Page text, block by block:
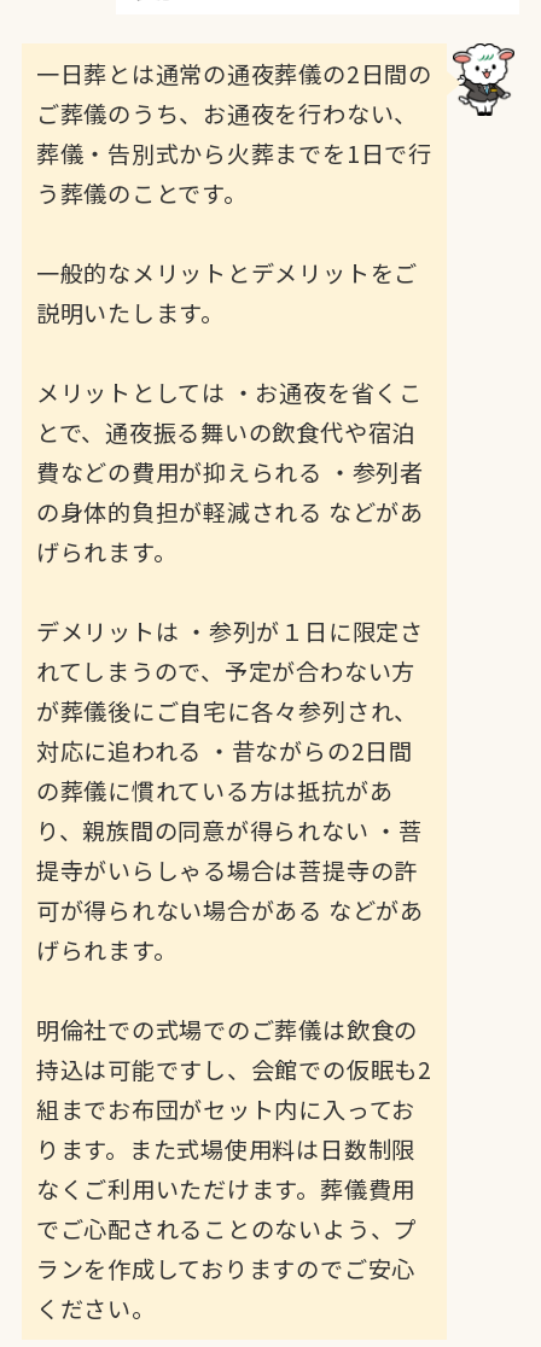
一日葬とは通常の通夜葬儀の2日間の
ご葬儀のうち、お通夜を行わない、
葬儀・告別式から火葬までを1日で行
う葬儀のことです。
一般的なメリットとデメリットをご
説明いたします。
メリットとしては ・お通夜を省くこ
とで、通夜振る舞いの飲食代や宿泊
費などの費用が抑えられる ・参列者
の身体的負担が軽減される などがあ
げられます。
デメリットは ・参列が１日に限定さ
れてしまうので、予定が合わない方
が葬儀後にご自宅に各々参列され、
対応に追われる ・昔ながらの2日間
の葬儀に慣れている方は抵抗があ
り、親族間の同意が得られない ・菩
提寺がいらしゃる場合は菩提寺の許
可が得られない場合がある などがあ
げられます。
明倫社での式場でのご葬儀は飲食の
持込は可能ですし、会館での仮眠も2
組までお布団がセット内に入ってお
ります。また式場使用料は日数制限
なくご利用いただけます。葬儀費用
でご心配されることのないよう、プ
ランを作成しておりますのでご安心
ください。